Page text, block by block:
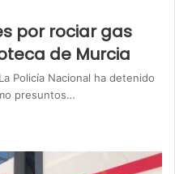
por rociar gas
de Murcia
Policía Nacional ha detenido
presuntos…